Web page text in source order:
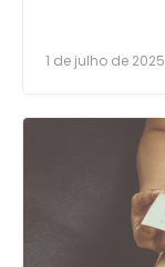
1 de julho de 2025